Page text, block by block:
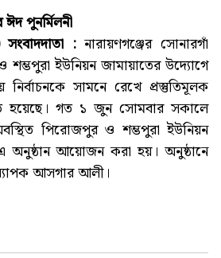
পুনর্মিলনী
সংবাদদাতা :নারায়ণগঞ্জের সোনারগাঁ
ইউনিয়ন জামায়াতের উদ্যোগে
নির্বাচনকে সামনে রেখে প্রস্তুতিমূলক
হয়েছে। গত ১ জুন সোমবার সকালে
পিরোজপুর ও শম্ভপুরা ইউনিয়ন
এ অনুষ্ঠান আয়োজন করা হয়। অনুষ্ঠানে
আসগার আলী।